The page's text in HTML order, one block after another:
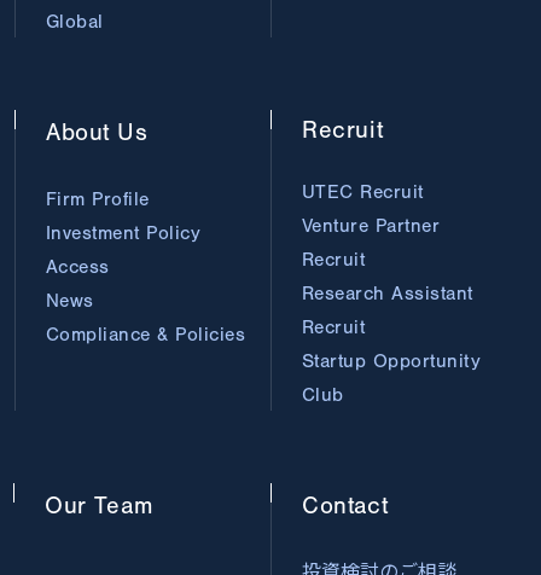
Global
Our Team
About Us
Firm Profile
Investment Policy
Access
News
Compliance & Policies
Recruit
UTEC Recruit
Venture Partner
Recruit
Research Assistant
Recruit
Startup Opportunity
Club
Contact